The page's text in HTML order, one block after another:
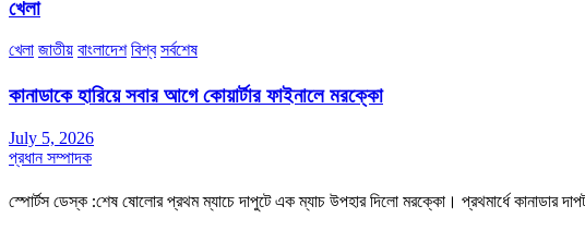
খেলা
খেলা জাতীয় বাংলাদেশ বিশ্ব সর্বশেষ
কানাডাকে হারিয়ে সবার আগে কোয়ার্টার ফাইনালে মরক্কো
July 5, 2026
প্রধান সম্পাদক
স্পোর্টস ডেস্ক :শেষ ষোলোর প্রথম ম্যাচে দাপুটে এক ম্যাচ উপহার দিলো মরক্কো। প্রথমার্ধে কানাডার